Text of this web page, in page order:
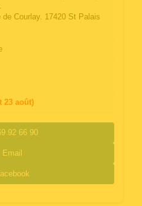
de Courlay. 17420 St Palais
23 août)
92 66 90
Email